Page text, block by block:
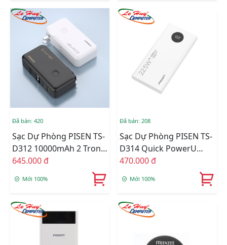
Đã bán: 420
Sạc Dự Phòng PISEN TS-
D312 10000mAh 2 Trong
1 Có Chân Cắm Kèm Dây
Cắm Type-C & Lightning
645.000 đ
Mới 100%
Đã bán: 208
Sạc Dự Phòng PISEN TS-
D314 Quick PowerU
10500mah
470.000 đ
Mới 100%